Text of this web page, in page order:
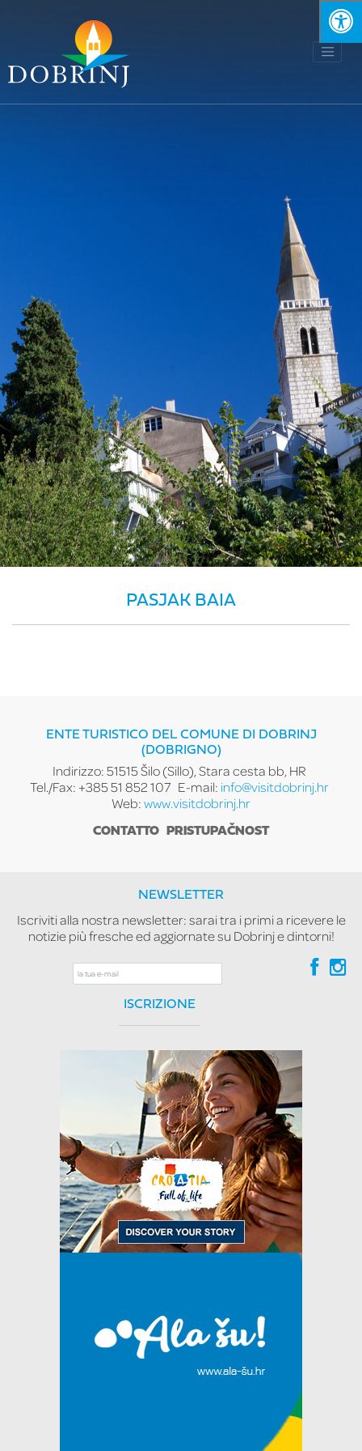
PASJAK BAIA
ENTE TURISTICO DEL COMUNE DI DOBRINJ
(DOBRIGNO)
Indirizzo: 51515 Šilo (Sillo), Stara cesta bb, HR
Tel./Fax: +385 51 852 107 E-mail: info@visitdobrinj.hr
Web:www.visitdobrinj.hr
CONTATTO PRISTUPAČNOST
NEWSLETTER
Iscriviti alla nostra newsletter: sarai tra i primi a ricevere le
notizie più fresche ed aggiornate su Dobrinj e dintorni!